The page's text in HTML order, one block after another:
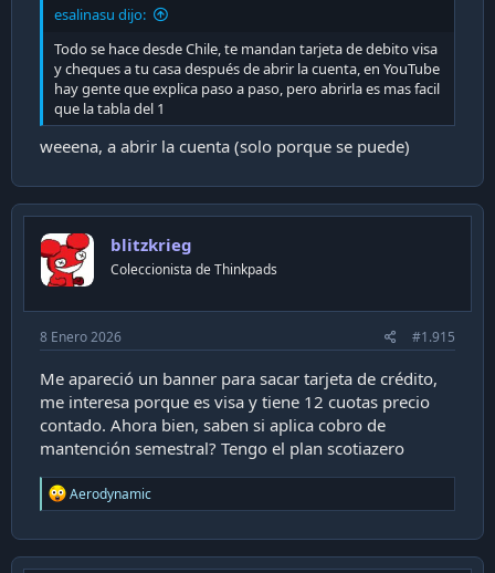
esalinasu dijo:
Todo se hace desde Chile, te mandan tarjeta de debito visa
y cheques a tu casa después de abrir la cuenta, en YouTube
hay gente que explica paso a paso, pero abrirla es mas facil
que la tabla del 1
weeena, a abrir la cuenta (solo porque se puede)
blitzkrieg
Coleccionista de Thinkpads
8 Enero 2026 #1.915
Me apareció un banner para sacar tarjeta de crédito,
me interesa porque es visa y tiene 12 cuotas precio
contado. Ahora bien, saben si aplica cobro de
mantención semestral? Tengo el plan scotiazero
R
e
c
t
Aerodynamic